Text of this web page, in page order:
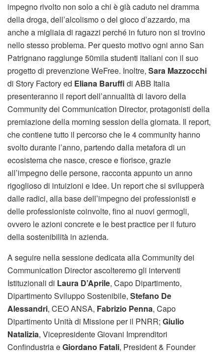
impegno rivolto non solo a chi è già caduto nel dramma
della droga, dell’alcolismo o del gioco d’azzardo, ma
anche a migliaia di ragazzi perché in futuro non si trovino
nello stesso problema. Per questo motivo ogni anno San
Patrignano raggiunge 50mila studenti italiani con il suo
progetto di prevenzione WeFree. Inoltre, Sara Mazzocchi
di Story Factory ed Eliana Baruffi di ABB Italia
presenteranno il report dell’annualità di lavoro della
Community dei Communication Director, protagonisti della
premiazione della morning session della giornata. Il report,
che contiene tutto il percorso che le 4 community hanno
svolto durante l’anno, partendo dalla metafora di un
ecosistema che nasce, cresce e fiorisce, grazie
all’impegno delle persone, racconta appunto un anno
rigoglioso di intuizioni e idee. Un report che si svilupperà
dalle radici, alla base dell’impegno dei professionisti e
delle professioniste coinvolte, fino ai nuovi germogli,
ovvero le azioni concrete e le best practice per il futuro
della sostenibilità in azienda.
A seguire nella sessione dedicata alla Community dei
Communication Director ascolteremo gli interventi
Istituzionali di Laura D’Aprile, Capo Dipartimento,
Dipartimento Sviluppo Sostenibile, Stefano De
Alessandri, CEO ANSA, Fabrizio Penna, Capo
Dipartimento Unità di Missione per il PNRR; Giulio
Natalizia, Vicepresidente Giovani Imprenditori
Confindustria eGiordano Fatali, President & Founder